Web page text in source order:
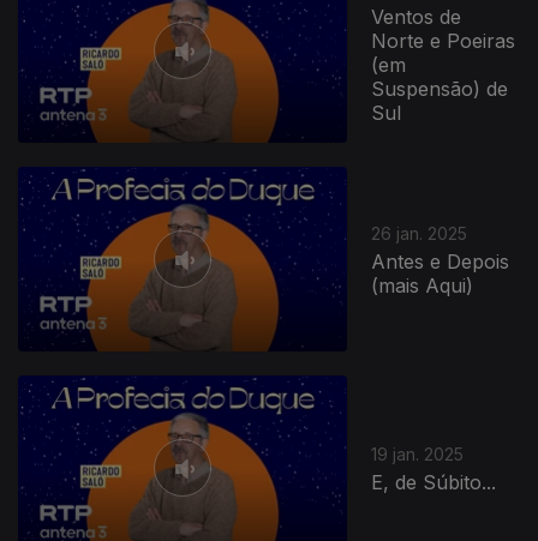
Ventos de
Norte e Poeiras
(em
Suspensão) de
Sul
26 jan. 2025
Antes e Depois
(mais Aqui)
19 jan. 2025
E, de Súbito...